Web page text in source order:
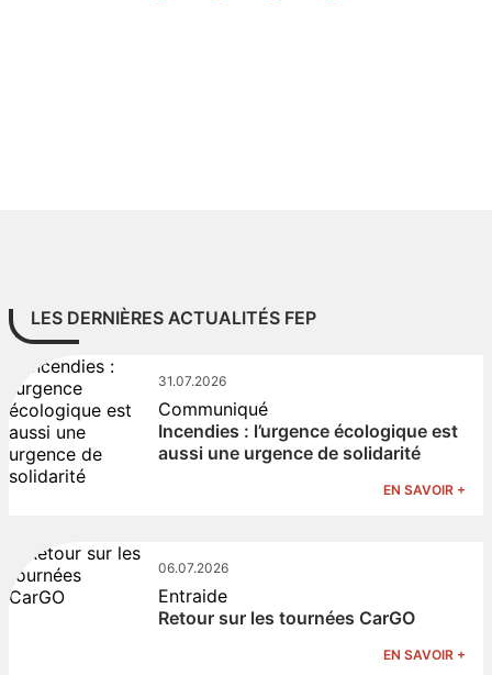
LES DERNIÈRES ACTUALITÉS FEP
31.07.2026
Communiqué
Incendies : l’urgence écologique est
aussi une urgence de solidarité
EN SAVOIR +
06.07.2026
Entraide
Retour sur les tournées CarGO
EN SAVOIR +